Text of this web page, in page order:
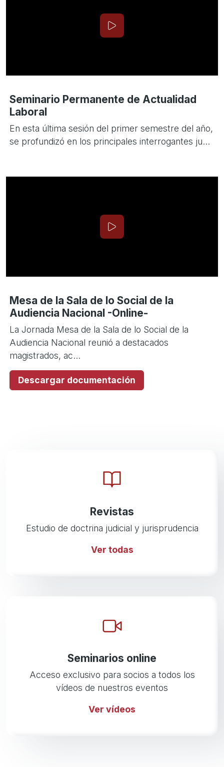
Seminario Permanente de Actualidad
Laboral
En esta última sesión del primer semestre del año,
se profundizó en los principales interrogantes ju...
Mesa de la Sala de lo Social de la
Audiencia Nacional -Online-
La Jornada Mesa de la Sala de lo Social de la
Audiencia Nacional reunió a destacados
magistrados, ac...
Descargar documentación
Revistas
Estudio de doctrina judicial y jurisprudencia
Ver todas
Seminarios online
Acceso exclusivo para socios a todos los
vídeos de nuestros eventos
Ver vídeos